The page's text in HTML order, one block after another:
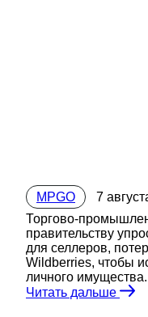
MPGO
7
Торгово-
правительству
для селлеров,
Wildberries, чтобы
личного
Читать дальше